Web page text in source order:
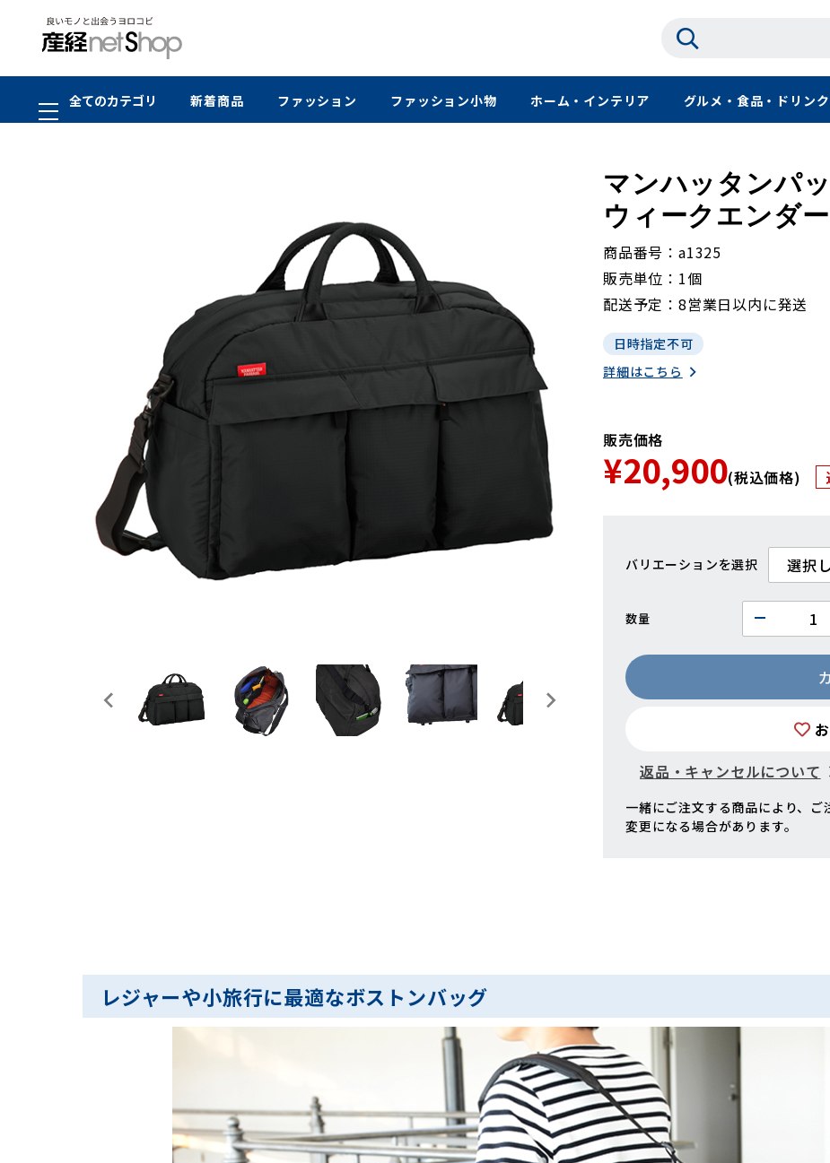
全てのカテゴリ 新着商品 ファッション ファッション小物 ホーム・インテリア グルメ・食品・ドリンク
マンハッタンパ
ウィークエンダ
商品番号
a1325
販売単位
1個
配送予定
8営業日以内に発送
日時指定不可
詳細はこちら
販売価格
¥20,900(税込価格)
バリエーション
数量
返品・キャンセルについて
一緒にご注文する商品により、
変更になる場合があります。
レジャーや小旅行に最適なボストンバッグ